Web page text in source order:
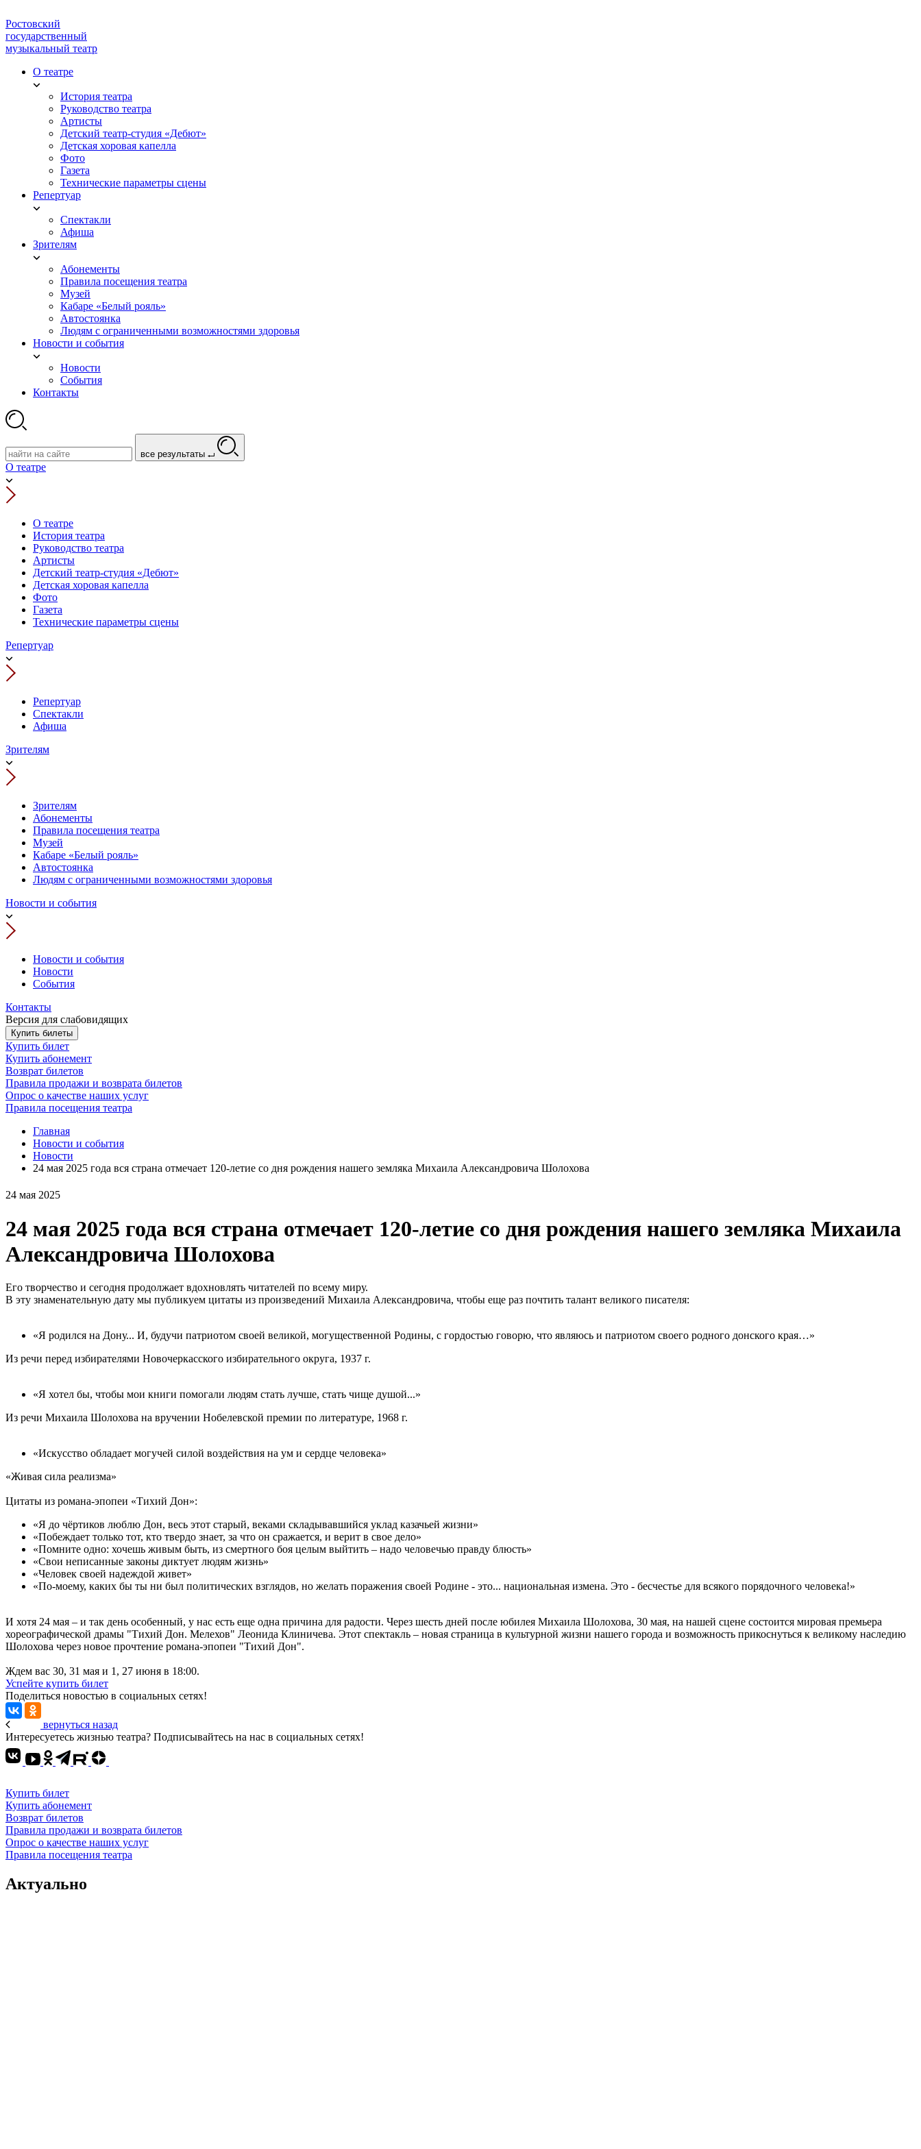
Ростовский
государственный
музыкальный театр
О театре
История театра
Руководство театра
Артисты
Детский театр-студия «Дебют»
Детская хоровая капелла
Фото
Газета
Технические параметры сцены
Репертуар
Спектакли
Афиша
Зрителям
Абонементы
Правила посещения театра
Музей
Кабаре «Белый рояль»
Автостоянка
Людям с ограниченными возможностями здоровья
Новости и события
Новости
События
Контакты
все результаты
О театре
О театре
История театра
Руководство театра
Артисты
Детский театр-студия «Дебют»
Детская хоровая капелла
Фото
Газета
Технические параметры сцены
Репертуар
Репертуар
Спектакли
Афиша
Зрителям
Зрителям
Абонементы
Правила посещения театра
Музей
Кабаре «Белый рояль»
Автостоянка
Людям с ограниченными возможностями здоровья
Новости и события
Новости и события
Новости
События
Контакты
Версия для слабовидящих
Купить билеты
Купить билет
Купить абонемент
Возврат билетов
Правила продажи и возврата билетов
Опрос о качестве наших услуг
Правила посещения театра
Главная
Новости и события
Новости
24 мая 2025 года вся страна отмечает 120-летие со дня рождения нашего земляка Михаила Александровича Шолохова
24 мая 2025
24 мая 2025 года вся страна отмечает 120-летие со дня рождения нашего земляка Михаила
Александровича Шолохова
Его творчество и сегодня продолжает вдохновлять читателей по всему миру.
В эту знаменательную дату мы публикуем цитаты из произведений Михаила Александровича, чтобы еще раз почтить талант великого писателя:
«Я родился на Дону... И, будучи патриотом своей великой, могущественной Родины, с гордостью говорю, что являюсь и патриотом своего родного донского края…»
Из речи перед избирателями Новочеркасского избирательного округа, 1937 г.
«Я хотел бы, чтобы мои книги помогали людям стать лучше, стать чище душой...»
Из речи Михаила Шолохова на вручении Нобелевской премии по литературе, 1968 г.
«Искусство обладает могучей силой воздействия на ум и сердце человека»
«Живая сила реализма»
Цитаты из романа-эпопеи «Тихий Дон»:
«Я до чёртиков люблю Дон, весь этот старый, веками складывавшийся уклад казачьей жизни»
«Побеждает только тот, кто твердо знает, за что он сражается, и верит в свое дело»
«Помните одно: хочешь живым быть, из смертного боя целым выйтить – надо человечью правду блюсть»
«Свои неписанные законы диктует людям жизнь»
«Человек своей надеждой живет»
«По-моему, каких бы ты ни был политических взглядов, но желать поражения своей Родине - это... национальная измена. Это - бесчестье для всякого порядочного человека!»
И хотя 24 мая – и так день особенный, у нас есть еще одна причина для радости. Через шесть дней после юбилея Михаила Шолохова, 30 мая, на нашей сцене состоится мировая премьера
хореографической драмы "Тихий Дон. Мелехов" Леонида Клиничева. Этот спектакль – новая страница в культурной жизни нашего города и возможность прикоснуться к великому наследию
Шолохова через новое прочтение романа-эпопеи "Тихий Дон".
Ждем вас 30, 31 мая и 1, 27 июня в 18:00.
Успейте купить билет
Поделиться новостью в социальных сетях!
вернуться назад
Интересуетесь жизнью театра? Подписывайтесь на нас в социальных сетях!
Купить билет
Купить абонемент
Возврат билетов
Правила продажи и возврата билетов
Опрос о качестве наших услуг
Правила посещения театра
Актуально